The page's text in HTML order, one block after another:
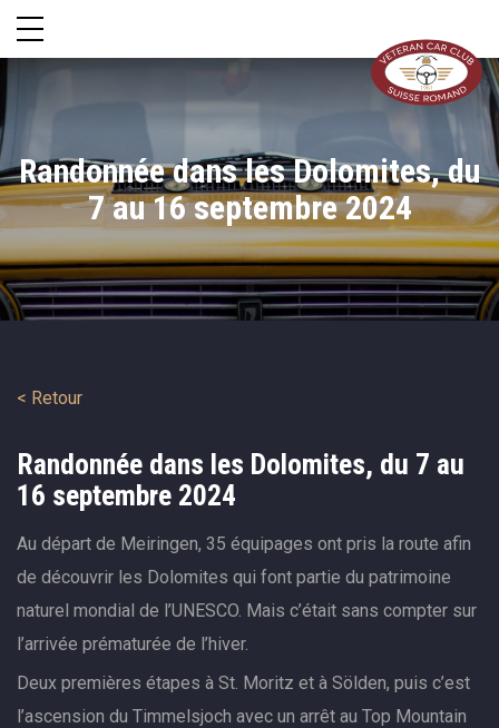
Randonnée dans les Dolomites, du
7 au 16 septembre 2024
< Retour
Randonnée dans les Dolomites, du 7 au
16 septembre 2024
Au départ de Meiringen, 35 équipages ont pris la route afin
de découvrir les Dolomites qui font partie du patrimoine
naturel mondial de l’UNESCO. Mais c’était sans compter sur
l’arrivée prématurée de l’hiver.
Deux premières étapes à St. Moritz et à Sölden, puis c’est
l’ascension du Timmelsjoch avec un arrêt au Top Mountain